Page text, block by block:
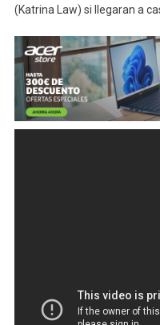
(Katrina Law) si llegaran a